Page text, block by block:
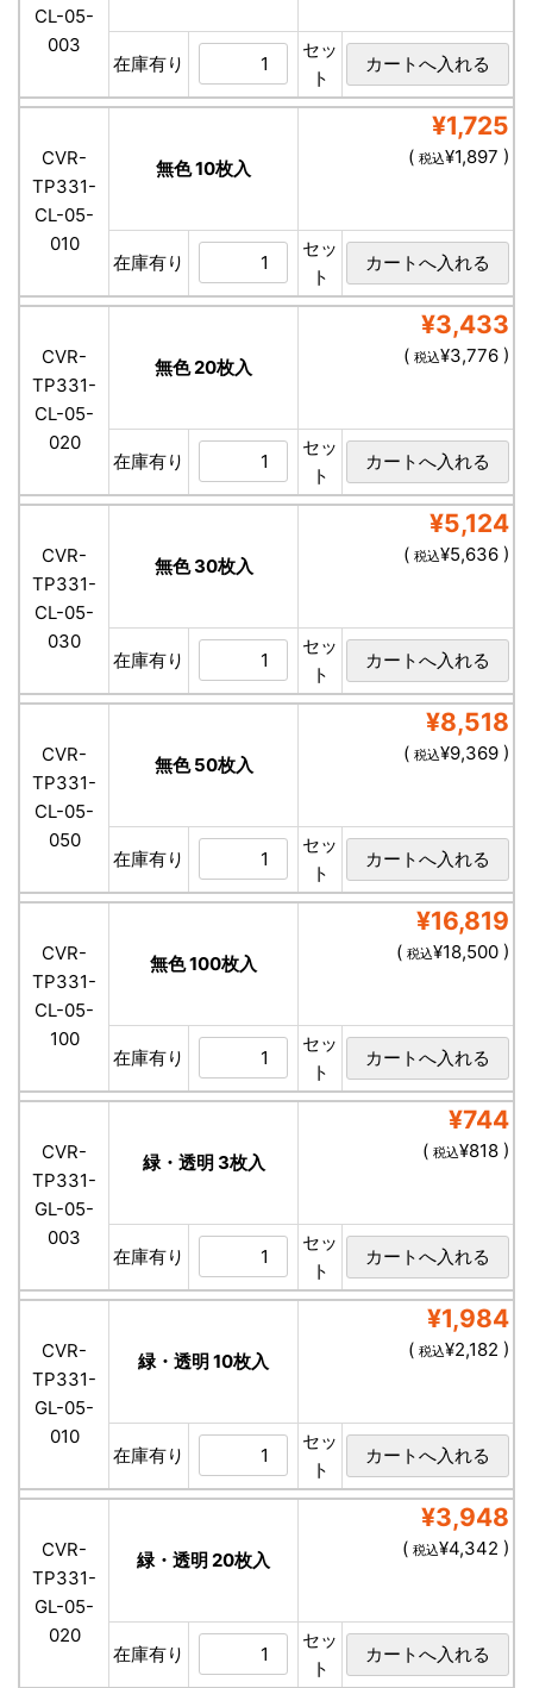
CL-05-
003
在庫有り
セッ
ト
CVR-
TP331-
CL-05-
010
無色 10枚入
¥1,725
( 税込¥1,897 )
在庫有り
セッ
ト
CVR-
TP331-
CL-05-
020
無色 20枚入
¥3,433
( 税込¥3,776 )
在庫有り
セッ
ト
CVR-
TP331-
CL-05-
030
無色 30枚入
¥5,124
( 税込¥5,636 )
在庫有り
セッ
ト
CVR-
TP331-
CL-05-
050
無色 50枚入
¥8,518
( 税込¥9,369 )
在庫有り
セッ
ト
CVR-
TP331-
CL-05-
100
無色 100枚入
¥16,819
( 税込¥18,500 )
在庫有り
セッ
ト
CVR-
TP331-
GL-05-
003
緑・透明 3枚入
¥744
( 税込¥818 )
在庫有り
セッ
ト
CVR-
TP331-
GL-05-
010
緑・透明 10枚入
¥1,984
( 税込¥2,182 )
在庫有り
セッ
ト
CVR-
TP331-
GL-05-
020
緑・透明 20枚入
¥3,948
( 税込¥4,342 )
在庫有り
セッ
ト